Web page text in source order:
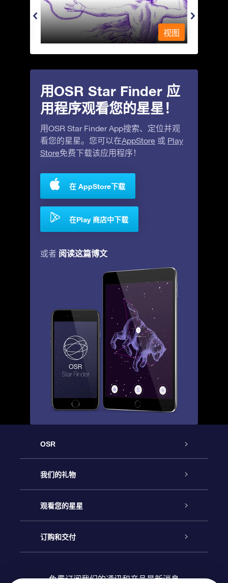
视图
用OSR Star Finder 应
用程序观看您的星星！
用OSR Star Finder App搜索、定位并观
看您的星星。您可以在AppStore 或 Play
Store免费下载该应用程序！
在 AppStore下载
在Play 商店中下载
或者 阅读这篇博文
OSR
客户服务
联系我们
博客
我们的礼物
Online Star礼物
OSR 礼物包
观看您的星星
Online Star Register
订购和交付
免费订阅我们的通讯和产品最新消息